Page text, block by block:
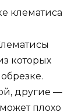
которых
другие —
плохо